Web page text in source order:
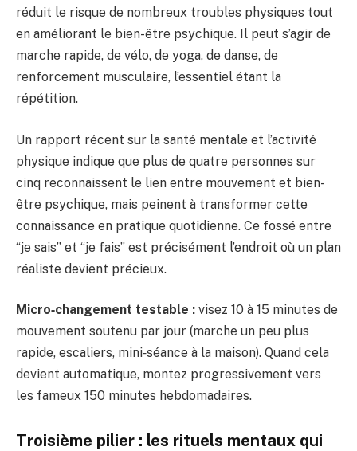
réduit le risque de nombreux troubles physiques tout
en améliorant le bien-être psychique. Il peut s’agir de
marche rapide, de vélo, de yoga, de danse, de
renforcement musculaire, l’essentiel étant la
répétition.
Un rapport récent sur la santé mentale et l’activité
physique indique que plus de quatre personnes sur
cinq reconnaissent le lien entre mouvement et bien-
être psychique, mais peinent à transformer cette
connaissance en pratique quotidienne. Ce fossé entre
“je sais” et “je fais” est précisément l’endroit où un plan
réaliste devient précieux.
Micro‑changement testable : visez 10 à 15 minutes de
mouvement soutenu par jour (marche un peu plus
rapide, escaliers, mini‑séance à la maison). Quand cela
devient automatique, montez progressivement vers
les fameux 150 minutes hebdomadaires.
Troisième pilier : les rituels mentaux qui